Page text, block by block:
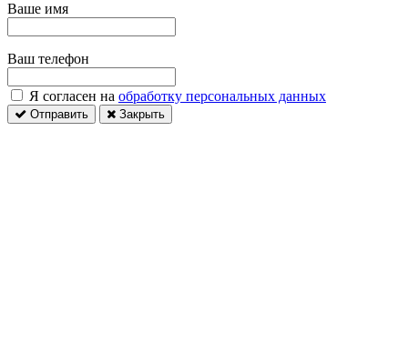
Ваше имя
Ваш телефон
Я согласен на обработку персональных данных
Отправить Закрыть